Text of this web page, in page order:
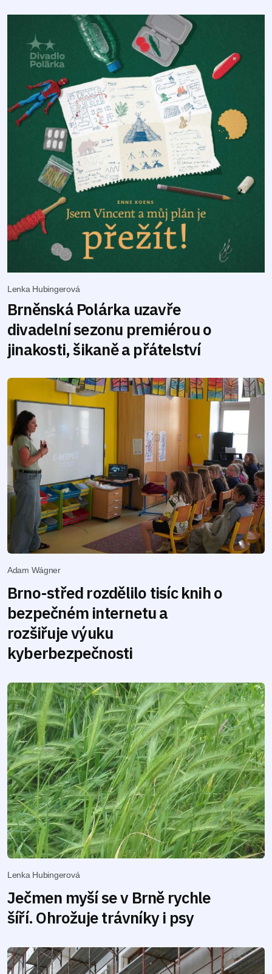
Lenka Hubingerová
Brněnská Polárka uzavře
divadelní sezonu premiérou o
jinakosti, šikaně a přátelství
Adam Wágner
Brno-střed rozdělilo tisíc knih o
bezpečném internetu a
rozšiřuje výuku
kyberbezpečnosti
Lenka Hubingerová
Ječmen myší se v Brně rychle
šíří. Ohrožuje trávníky i psy